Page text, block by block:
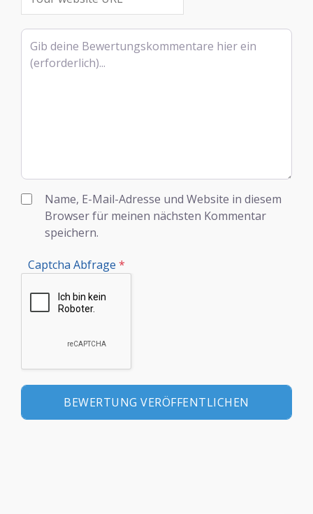
Rezensionstext
Name, E-Mail-Adresse und Website in diesem
Browser für meinen nächsten Kommentar
speichern.
Captcha Abfrage *